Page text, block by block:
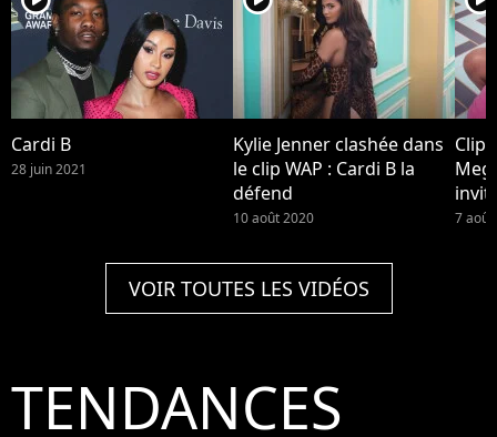
Cardi B
28 juin 2021
Kylie Jenner clashée dans
le clip WAP : Cardi B la
défend
10 août 2020
Clip
7 août
VOIR TOUTES LES VIDÉOS
TENDANCES